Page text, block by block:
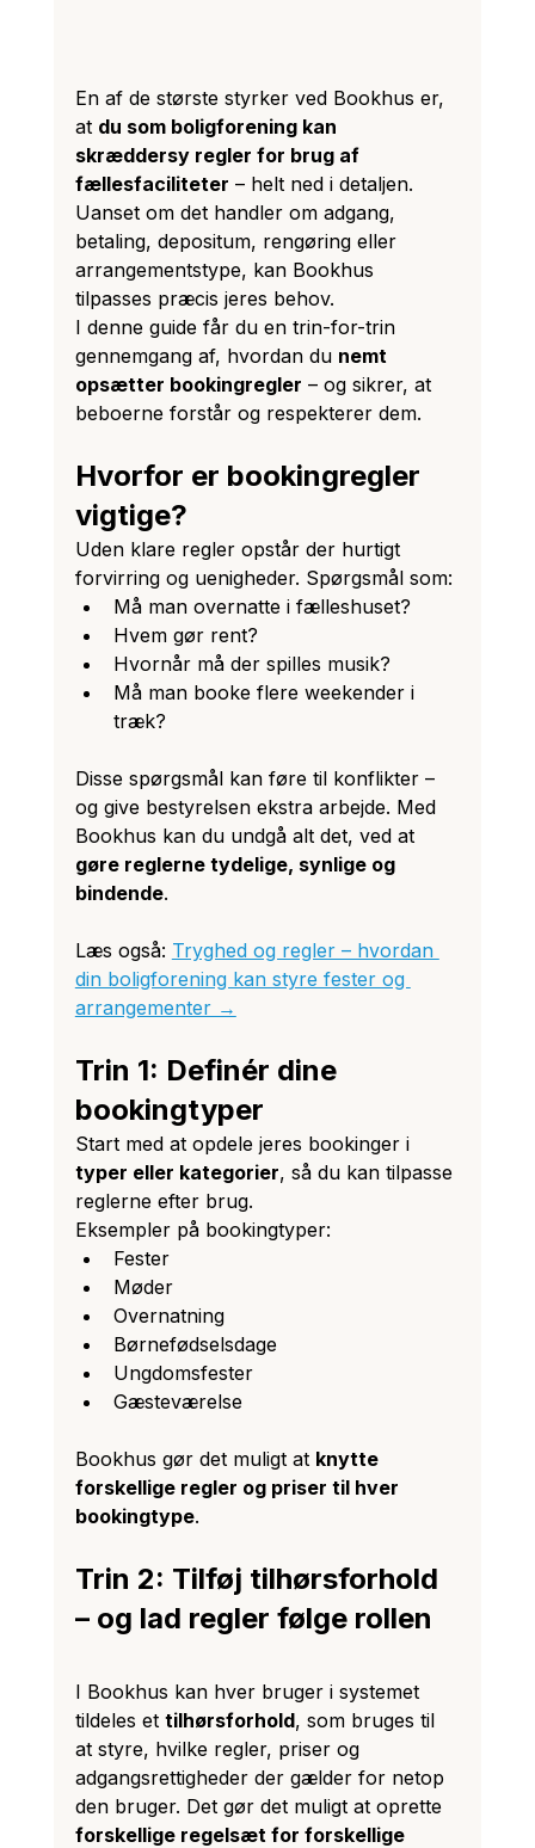
En af de største styrker ved Bookhus er,
at du som boligforening kan
skræddersy regler for brug af
fællesfaciliteter – helt ned i detaljen.
Uanset om det handler om adgang,
betaling, depositum, rengøring eller
arrangementstype, kan Bookhus
tilpasses præcis jeres behov.
I denne guide får du en trin-for-trin
gennemgang af, hvordan du nemt
opsætter bookingregler – og sikrer, at
beboerne forstår og respekterer dem.
Hvorfor er bookingregler
vigtige?
Uden klare regler opstår der hurtigt
forvirring og uenigheder. Spørgsmål som:
Må man overnatte i fælleshuset?
Hvem gør rent?
Hvornår må der spilles musik?
Må man booke flere weekender i
træk?
Disse spørgsmål kan føre til konflikter –
og give bestyrelsen ekstra arbejde. Med
Bookhus kan du undgå alt det, ved at
gøre reglerne tydelige, synlige og
bindende.
Læs også: Tryghed og regler – hvordan
din boligforening kan styre fester og
arrangementer →
Trin 1: Definér dine
bookingtyper
Start med at opdele jeres bookinger i
typer eller kategorier, så du kan tilpasse
reglerne efter brug.
Eksempler på bookingtyper:
Fester
Møder
Overnatning
Børnefødselsdage
Ungdomsfester
Gæsteværelse
Bookhus gør det muligt at knytte
forskellige regler og priser til hver
bookingtype.
Trin 2: Tilføj tilhørsforhold
– og lad regler følge rollen
I Bookhus kan hver bruger i systemet
tildeles et tilhørsforhold, som bruges til
at styre, hvilke regler, priser og
adgangsrettigheder der gælder for netop
den bruger. Det gør det muligt at oprette
forskellige regelsæt for forskellige